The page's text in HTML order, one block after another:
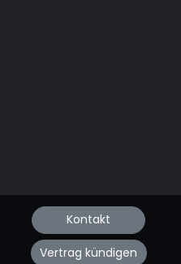
Kontakt
Vertrag kündigen